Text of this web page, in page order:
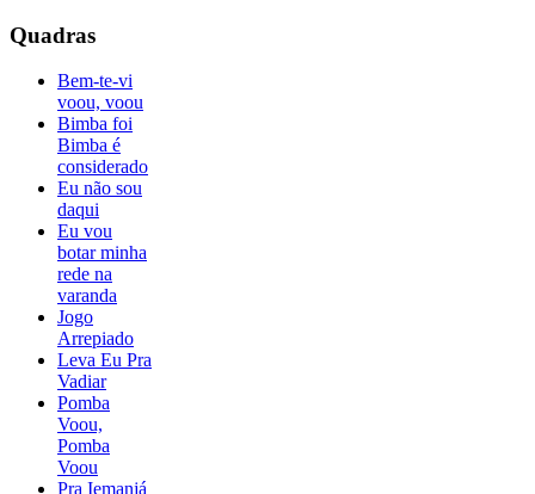
Quadras
Bem-te-vi
voou, voou
Bimba foi
Bimba é
considerado
Eu não sou
daqui
Eu vou
botar minha
rede na
varanda
Jogo
Arrepiado
Leva Eu Pra
Vadiar
Pomba
Voou,
Pomba
Voou
Pra Iemanjá